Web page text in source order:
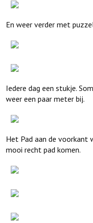
En weer verder met
Iedere dag een stukje.
weer een paar meter bij.
Het Pad aan de voorkant
mooi recht pad komen.